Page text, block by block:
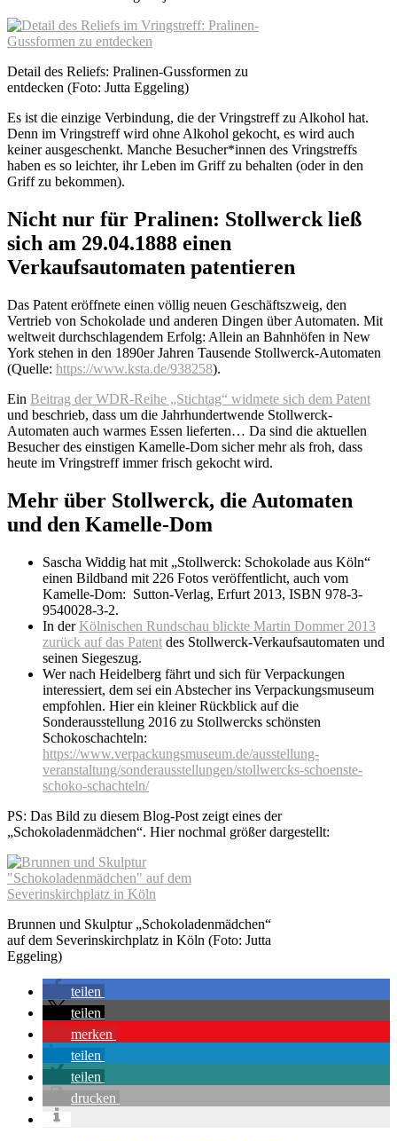
Detail des Reliefs: Pralinen-Gussformen zu
entdecken (Foto: Jutta Eggeling)
Es ist die einzige Verbindung, die der Vringstreff zu Alkohol hat.
Denn im Vringstreff wird ohne Alkohol gekocht, es wird auch
keiner ausgeschenkt. Manche Besucher*innen des Vringstreffs
haben es so leichter, ihr Leben im Griff zu behalten (oder in den
Griff zu bekommen).
Nicht nur für Pralinen: Stollwerck ließ
sich am 29.04.1888 einen
Verkaufsautomaten patentieren
Das Patent eröffnete einen völlig neuen Geschäftszweig, den
Vertrieb von Schokolade und anderen Dingen über Automaten. Mit
weltweit durchschlagendem Erfolg: Allein an Bahnhöfen in New
York stehen in den 1890er Jahren Tausende Stollwerck-Automaten
(Quelle: https://www.ksta.de/938258).
Ein Beitrag der WDR-Reihe „Stichtag“ widmete sich dem Patent
und beschrieb, dass um die Jahrhundertwende Stollwerck-
Automaten auch warmes Essen lieferten… Da sind die aktuellen
Besucher des einstigen Kamelle-Dom sicher mehr als froh, dass
heute im Vringstreff immer frisch gekocht wird.
Mehr über Stollwerck, die Automaten
und den Kamelle-Dom
Sascha Widdig hat mit „Stollwerck: Schokolade aus Köln“
einen Bildband mit 226 Fotos veröffentlicht, auch vom
Kamelle-Dom: Sutton-Verlag, Erfurt 2013, ISBN 978-3-
9540028-3-2.
In derKölnischen Rundschau blickte Martin Dommer 2013
zurück auf das Patent des Stollwerck-Verkaufsautomaten und
seinen Siegeszug.
Wer nach Heidelberg fährt und sich für Verpackungen
interessiert, dem sei ein Abstecher ins Verpackungsmuseum
empfohlen. Hier ein kleiner Rückblick auf die
Sonderausstellung 2016 zu Stollwercks schönsten
Schokoschachteln:
https://www.verpackungsmuseum.de/ausstellung-
veranstaltung/sonderausstellungen/stollwercks-schoenste-
schoko-schachteln/
PS: Das Bild zu diesem Blog-Post zeigt eines der
„Schokoladenmädchen“. Hier nochmal größer dargestellt:
Brunnen und Skulptur „Schokoladenmädchen“
auf dem Severinskirchplatz in Köln (Foto: Jutta
Eggeling)
teilen
teilen
merken
teilen
teilen
drucken